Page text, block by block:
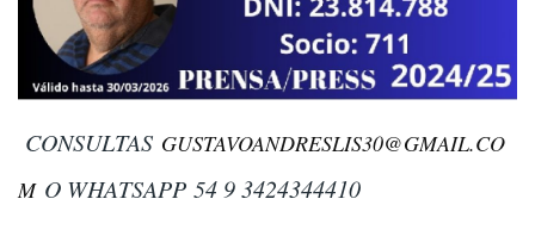
CONSULTAS GUSTAVOANDRESLIS30@GMAIL.CO
MO WHATSAPP 54 9 3424344410